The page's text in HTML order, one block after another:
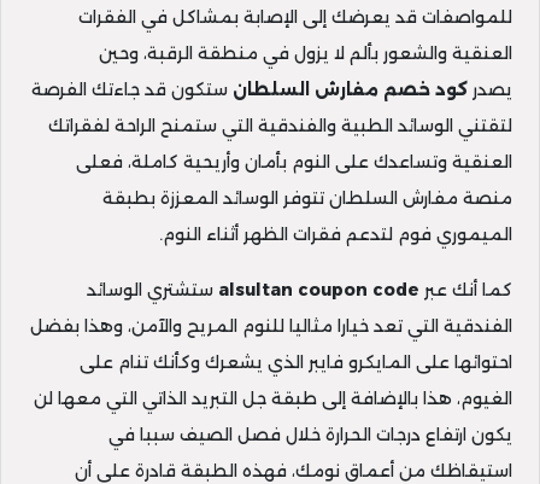
للمواصفات قد يعرضك إلى الإصابة بمشاكل في الفقرات
العنقية والشعور بألم لا يزول في منطقة الرقبة، وحين
يصدر كود خصم مفارش السلطان ستكون قد جاءتك الفرصة
لتقتني الوسائد الطبية والفندقية التي ستمنح الراحة لفقراتك
العنقية وتساعدك على النوم بأمان وأريحية كاملة، فعلى
منصة مفارش السلطان تتوفر الوسائد المعززة بطبقة
الميموري فوم لتدعم فقرات الظهر أثناء النوم.
كما أنك عبر alsultan coupon code ستشتري الوسائد
الفندقية التي تعد خيارا مثاليا للنوم المريح والآمن، وهذا بفضل
احتوائها على المايكرو فايبر الذي يشعرك وكأنك تنام على
الغيوم، هذا بالإضافة إلى طبقة جل التبريد الذاتي التي معها لن
يكون ارتفاع درجات الحرارة خلال فصل الصيف سببا في
استيقاظك من أعماق نومك، فهذه الطبقة قادرة على أن